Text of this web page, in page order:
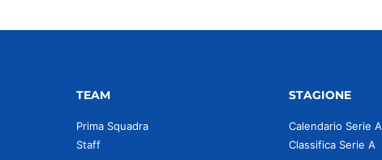
TEAM
Prima Squadra
Staff
STAGIONE
Calendario Serie A
Classifica Serie A